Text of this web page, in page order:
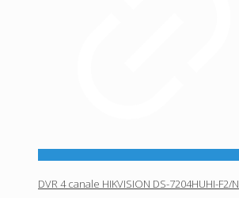
DVR 4 canale HIKVISION DS-7204HUHI-F2/N